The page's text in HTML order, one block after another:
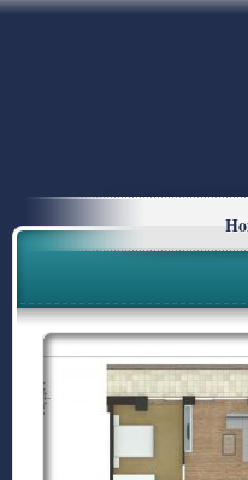
* Planurile si suprafetele